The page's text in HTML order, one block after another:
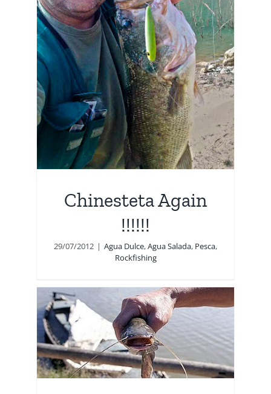
Chinesteta Again
!!!!!!
29/07/2012 | Agua Dulce,Agua Salada, Pesca,
Rockfishing